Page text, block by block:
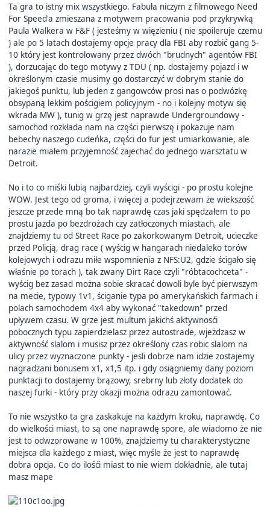
Ta gra to istny mix wszystkiego. Fabuła niczym z filmowego Need
For Speed'a zmieszana z motywem pracowania pod przykrywką
Paula Walkera w F&F ( jesteśmy w więzieniu ( nie spoileruje czemu
) ale po 5 latach dostajemy opcje pracy dla FBI aby rozbić gang 5-
10 który jest kontrolowany przez dwóch "brudnych" agentów FBI
), dorzucając do tego motywy z TDU ( np. dostajemy pojazd i w
określonym czasie musimy go dostarczyć w dobrym stanie do
jakiegoś punktu, lub jeden z gangowców prosi nas o podwózkę
obsypaną lekkim pościgiem policyjnym - no i kolejny motyw się
wkrada MW ), tunig w grzę jest naprawde Undergroundowy -
samochod rozkłada nam na części pierwszę i pokazuje nam
bebechy naszego cudeńka, części do fur jest umiarkowanie, ale
narazie miałem przyjemność zajechać do jednego warsztatu w
Detroit.
No i to co miśki lubią najbardziej, czyli wyścigi - po prostu kolejne
WOW. Jest tego od groma, i więcej a podejrzewam że wiekszość
jeszcze przede mną bo tak naprawdę czas jaki spędzałem to po
prostu jazda po bezdrożach czy zatłoczonych miastach, ale
znajdziemy tu od Street Race po zakorkowanym Detroit, ucieczke
przed Policją, drag race ( wyścig w hangarach niedaleko torów
kolejowych i odrazu miłe wspomnienia z NFS:U2, gdzie ścigało się
właśnie po torach ), tak zwany Dirt Race czyli "róbtacochceta" -
wyścig bez zasad można sobie skracać dowoli byle być pierwszym
na mecie, typowy 1v1, ściganie typa po amerykańskich farmach i
polach samochodem 4x4 aby wykonać "takedown" przed
upływem czasu. W grze jest multum jakichś aktywnosći
pobocznych typu zapierdzielasz przez autostrade, wjeżdzasz w
aktywność slalom i musisz przez określony czas robic slalom na
ulicy przez wyznaczone punkty - jesli dobrze nam idzie zostajemy
nagradzani bonusem x1, x1,5 itp. i gdy osiągniemy dany poziom
punktacji to dostajemy brązowy, srebrny lub złoty dodatek do
naszej furki - który przy okazji można odrazu zamontować.
To nie wszystko ta gra zaskakuje na każdym kroku, naprawdę. Co
do wielkości miast, to są one naprawdę spore, ale wiadomo że nie
jest to odwzorowane w 100%, znajdziemy tu charakterystyczne
miejsca dla każdego z miast, więc myśle że jest to naprawdę
dobra opcja. Co do ilośći miast to nie wiem dokładnie, ale tutaj
masz mape